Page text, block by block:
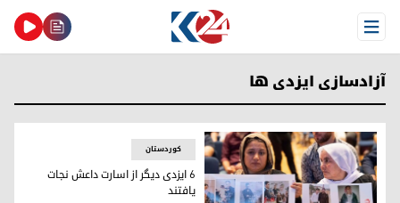
Open Menu
آزادسازی ایزدی ها
کوردستان
٦ ایزدی دیگر از اسارت داعش نجات
یافتند